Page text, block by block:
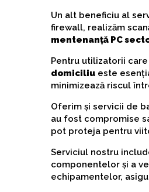
Un alt beneficiu al
firewall, realizăm
mentenanță PC
Pentru utilizatorii
domiciliu este
minimizează riscul
Oferim și servicii de
au fost compromise
pot proteja pentru
Serviciul nostru
componentelor și a
echipamentelor,